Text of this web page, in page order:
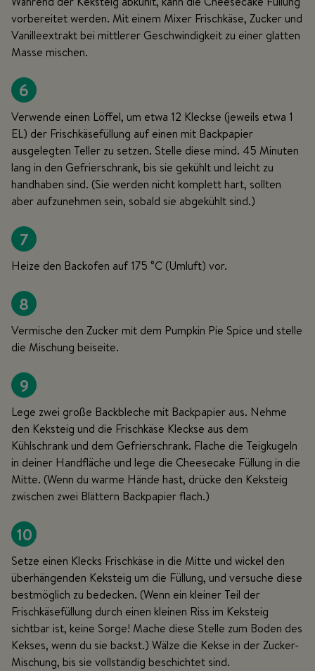
vorbereitet werden. Mit einem Mixer Frischkäse, Zucker und
Vanilleextrakt bei mittlerer Geschwindigkeit zu einer glatten
Masse mischen.
6
Verwende einen Löffel, um etwa 12 Kleckse (jeweils etwa 1
EL) der Frischkäsefüllung auf einen mit Backpapier
ausgelegten Teller zu setzen. Stelle diese mind. 45 Minuten
lang in den Gefrierschrank, bis sie gekühlt und leicht zu
handhaben sind. (Sie werden nicht komplett hart, sollten
aber aufzunehmen sein, sobald sie abgekühlt sind.)
7
Heize den Backofen auf 175 °C (Umluft) vor.
8
Vermische den Zucker mit dem Pumpkin Pie Spice und stelle
die Mischung beiseite.
9
Lege zwei große Backbleche mit Backpapier aus. Nehme
den Keksteig und die Frischkäse Kleckse aus dem
Kühlschrank und dem Gefrierschrank. Flache die Teigkugeln
in deiner Handfläche und lege die Cheesecake Füllung in die
Mitte. (Wenn du warme Hände hast, drücke den Keksteig
zwischen zwei Blättern Backpapier flach.)
10
Setze einen Klecks Frischkäse in die Mitte und wickel den
überhängenden Keksteig um die Füllung, und versuche diese
bestmöglich zu bedecken. (Wenn ein kleiner Teil der
Frischkäsefüllung durch einen kleinen Riss im Keksteig
sichtbar ist, keine Sorge! Mache diese Stelle zum Boden des
Kekses, wenn du sie backst.) Wälze die Kekse in der Zucker-
Mischung, bis sie vollständig beschichtet sind.